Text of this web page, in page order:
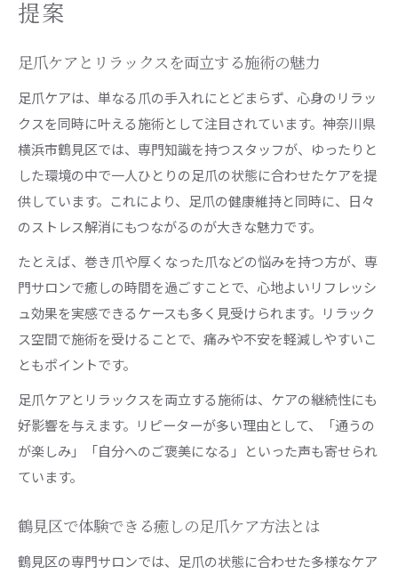
提案
足爪ケアとリラックスを両立する施術の魅力
足爪ケアは、単なる爪の手入れにとどまらず、心身のリラッ
クスを同時に叶える施術として注目されています。神奈川県
横浜市鶴見区では、専門知識を持つスタッフが、ゆったりと
した環境の中で一人ひとりの足爪の状態に合わせたケアを提
供しています。これにより、足爪の健康維持と同時に、日々
のストレス解消にもつながるのが大きな魅力です。
たとえば、巻き爪や厚くなった爪などの悩みを持つ方が、専
門サロンで癒しの時間を過ごすことで、心地よいリフレッシ
ュ効果を実感できるケースも多く見受けられます。リラック
ス空間で施術を受けることで、痛みや不安を軽減しやすいこ
ともポイントです。
足爪ケアとリラックスを両立する施術は、ケアの継続性にも
好影響を与えます。リピーターが多い理由として、「通うの
が楽しみ」「自分へのご褒美になる」といった声も寄せられ
ています。
鶴見区で体験できる癒しの足爪ケア方法とは
鶴見区の専門サロンでは、足爪の状態に合わせた多様なケア